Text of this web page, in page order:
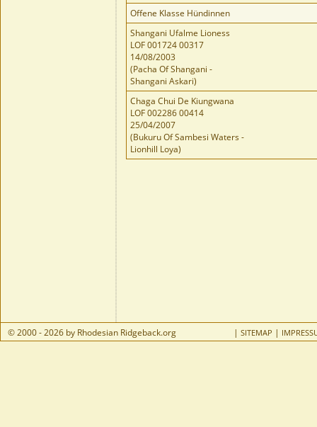
Offene Klasse Hündinnen
Shangani Ufalme Lioness
LOF 001724 00317
14/08/2003
(Pacha Of Shangani -
Shangani Askari)
Chaga Chui De Kiungwana
LOF 002286 00414
25/04/2007
(Bukuru Of Sambesi Waters -
Lionhill Loya)
© 2000 - 2026 by Rhodesian Ridgeback.org | SITEMAP |